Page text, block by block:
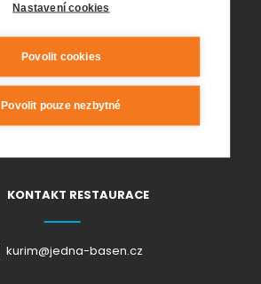
+420 541 420 240
info@wellnesskurim.cz
KONTAKT RESTAURACE
kurim@jedna-basen.cz
Nastavení cookies
Povolit cookies
Povolit pouze nezbytné